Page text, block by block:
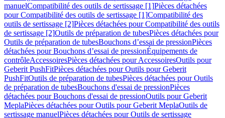
manuelCompatibilité des outils de sertissage [1]Pièces détachées
pour Compatibilité des outils de sertissage [1]Compatibilité des
outils de sertissage [2]Pièces détachées pour Compatibilité des outils
de sertissage [2]Outils de préparation de tubesPièces détachées pour
Outils de préparation de tubesBouchons d’essai de pressionPièces
détachées pour Bouchons d’essai de pressionÉquipements de
contrôleAccessoiresPièces détachées pour AccessoiresOutils pour
Geberit PushFitPièces détachées pour Outils pour Geberit
PushFitOutils de préparation de tubesPièces détachées pour Outils
de préparation de tubesBouchons d'essai de pressionPièces
détachées pour Bouchons d'essai de pressionOutils pour Geberit
MeplaPièces détachées pour Outils pour Geberit MeplaOutils de
sertissage manuelPièces détachées pour Outils de sertissage